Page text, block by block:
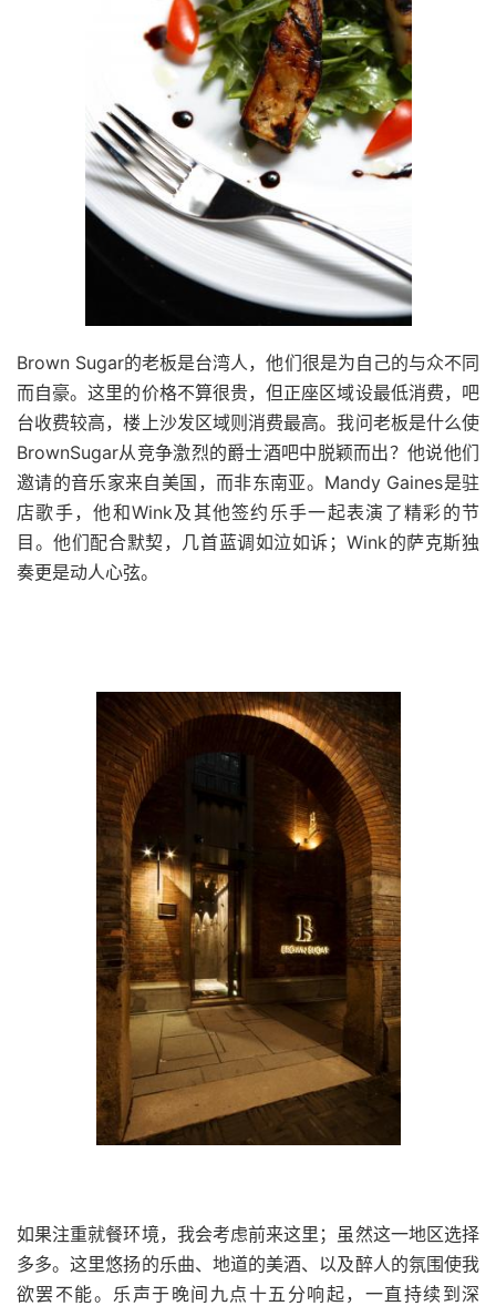
Brown Sugar的老板是台湾人，他们很是为自己的与众不同
而自豪。这里的价格不算很贵，但正座区域设最低消费，吧
台收费较高，楼上沙发区域则消费最高。我问老板是什么使
BrownSugar从竞争激烈的爵士酒吧中脱颖而出？他说他们
邀请的音乐家来自美国，而非东南亚。Mandy Gaines是驻
店歌手，他和Wink及其他签约乐手一起表演了精彩的节
目。他们配合默契，几首蓝调如泣如诉；Wink的萨克斯独
奏更是动人心弦。
如果注重就餐环境，我会考虑前来这里；虽然这一地区选择
多多。这里悠扬的乐曲、地道的美酒、以及醉人的氛围使我
欲罢不能。乐声于晚间九点十五分响起，一直持续到深